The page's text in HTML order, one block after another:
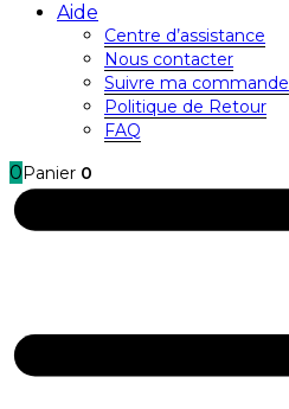
Aide
Centre d’assistance
Nous contacter
Suivre ma commande
Politique de Retour
FAQ
0 Panier 0